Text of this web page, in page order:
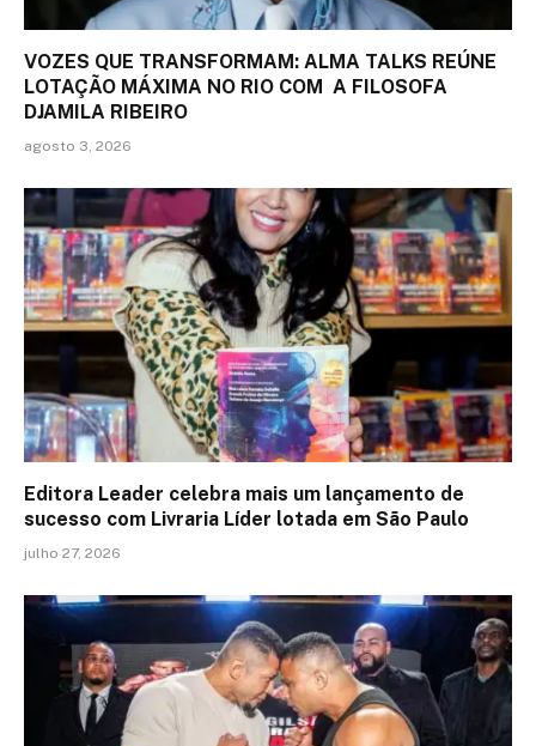
VOZES QUE TRANSFORMAM: ALMA TALKS REÚNE
LOTAÇÃO MÁXIMA NO RIO COM A FILOSOFA
DJAMILA RIBEIRO
agosto 3, 2026
Editora Leader celebra mais um lançamento de
sucesso com Livraria Líder lotada em São Paulo
julho 27, 2026